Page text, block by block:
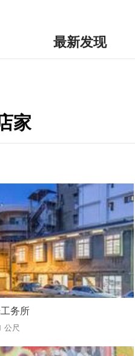
最新发现
家
务所
公尺